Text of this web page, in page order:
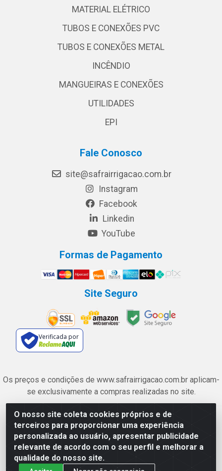
O nosso site coleta cookies próprios e de
terceiros para proporcionar uma experiência
personalizada ao usuário, apresentar publicidade
relevante de acordo com o seu perfil e melhorar a
qualidade do nosso site.
MATERIAL ELÉTRICO
TUBOS E CONEXÕES PVC
TUBOS E CONEXÕES METAL
INCÊNDIO
MANGUEIRAS E CONEXÕES
UTILIDADES
EPI
Fale Conosco
site@safrairrigacao.com.br
Instagram
Facebook
Linkedin
YouTube
Formas de Pagamento
Site Seguro
Verificada por
Os preços e condições de www.safrairrigacao.com.br aplicam-
se exclusivamente a compras realizadas no site.
Safra Agrícola e Pecuária LTDA - Avenida Castelo Branco, 5330 -
Esplanada dos Anicuns, Goiânia/GO - CEP 74.433-205 - CNPJ
06.315.490/0001-00